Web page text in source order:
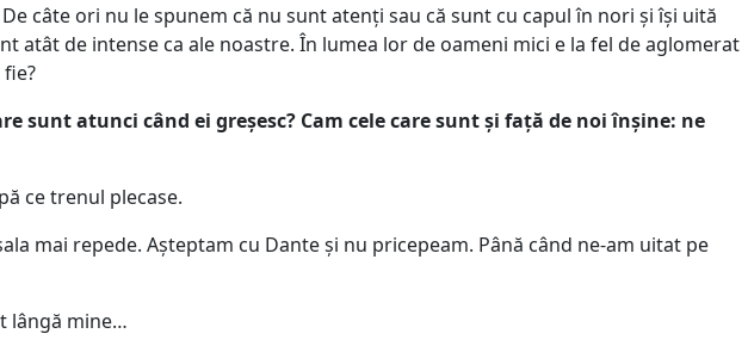
câte ori nu le spunem că nu sunt atenți sau că sunt cu capul în nori și își uită
atât de intense ca ale noastre. În lumea lor de oameni mici e la fel de aglomerat
sunt atunci când ei greșesc? Cam cele care sunt și față de noi înșine: ne
ce trenul plecase.
mai repede. Așteptam cu Dante și nu pricepeam. Până când ne-am uitat pe
lângă mine…